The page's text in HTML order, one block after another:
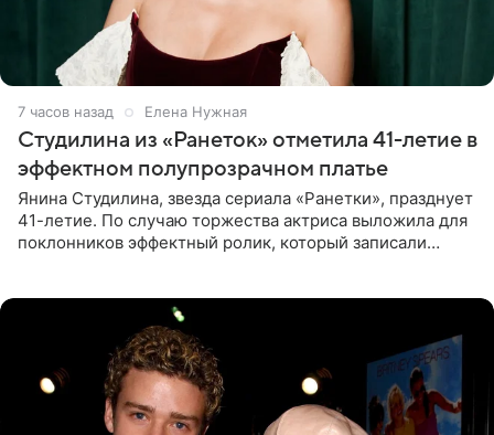
7 часов назад Елена Нужная
Студилина из «Ранеток» отметила 41-летие в
эффектном полупрозрачном платье
Янина Студилина, звезда сериала «Ранетки», празднует
41-летие. По случаю торжества актриса выложила для
поклонников эффектный ролик, который записали